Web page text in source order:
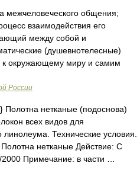
общения;
взаимодействия его
между собой и
(душевнотелесные)
к окружающему миру и самим
России
нетканые (подоснова)
всех видов для
линолеума. Технические условия.
нетканые Действие: С
Примечание: в части …